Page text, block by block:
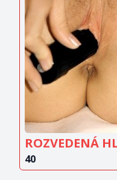
ZOBRAZIT
INZERÁT
40